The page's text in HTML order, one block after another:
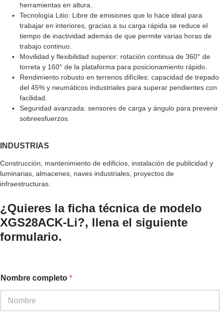
herramientas en altura.
Tecnología Litio: Libre de emisiones que lo hace ideal para
trabajar en interiores, gracias a su carga rápida se reduce el
tiempo de inactividad además de que permite varias horas de
trabajo continuo.
Movilidad y flexibilidad superior: rotación continua de 360° de
torreta y 160° de la plataforma para posicionamiento rápido.
Rendimiento robusto en terrenos difíciles: capacidad de trepado
del 45% y neumáticos industriales para superar pendientes con
facilidad.
Seguridad avanzada: sensores de carga y ángulo para prevenir
sobreesfuerzos.
INDUSTRIAS
Construcción, mantenimiento de edificios, instalación de publicidad y
luminarias, almacenes, naves industriales, proyectos de
infraestructuras.
¿Quieres la ficha técnica de modelo
XGS28ACK-Li?, llena el siguiente
formulario.
Nombre completo *